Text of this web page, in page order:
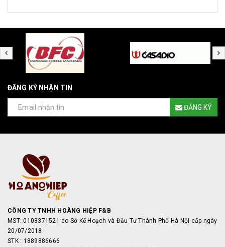
ĐĂNG KÝ NHẬN TIN
ĐĂNG KÝ
CÔNG TY TNHH HOÀNG HIỆP F&B
MST: 0108371521 do Sở Kế Hoạch và Đầu Tư Thành Phố Hà Nội cấp ngày
20/07/2018
STK : 1889886666